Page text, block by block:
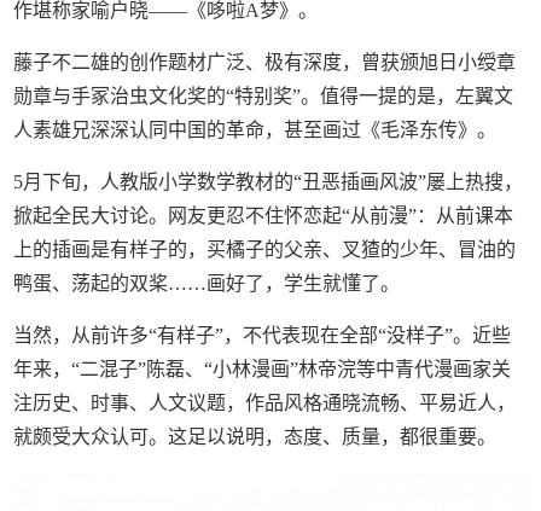
作堪称家喻户晓——《哆啦A梦》。
藤子不二雄的创作题材广泛、极有深度，曾获颁旭日小绶章
勋章与手冢治虫文化奖的“特别奖”。值得一提的是，左翼文
人素雄兄深深认同中国的革命，甚至画过《毛泽东传》。
5月下旬，人教版小学数学教材的“丑恶插画风波”屡上热搜，
掀起全民大讨论。网友更忍不住怀恋起“从前漫”：从前课本
上的插画是有样子的，买橘子的父亲、叉猹的少年、冒油的
鸭蛋、荡起的双桨……画好了，学生就懂了。
当然，从前许多“有样子”，不代表现在全部“没样子”。近些
年来，“二混子”陈磊、“小林漫画”林帝浣等中青代漫画家关
注历史、时事、人文议题，作品风格通晓流畅、平易近人，
就颇受大众认可。这足以说明，态度、质量，都很重要。